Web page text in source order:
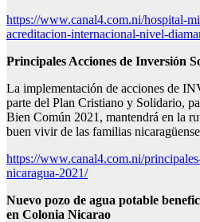
https://www.canal4.com.ni/hospital-
acreditacion-internacional-nivel-
Principales Acciones de Inversión
La implementación de acciones de
parte del Plan Cristiano y Solidario,
Bien Común 2021, mantendrá en la
buen vivir de las familias
https://www.canal4.com.ni/
nicaragua-2021/
Nuevo pozo de agua potable
en Colonia Nicarao